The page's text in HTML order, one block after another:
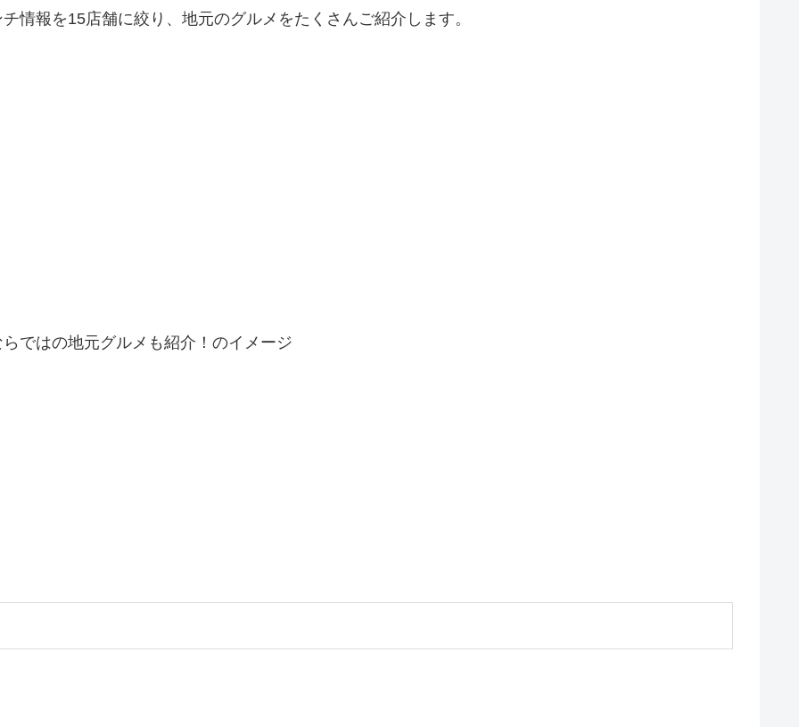
情報を15店舗に絞り、地元のグルメをたくさんご紹介します。